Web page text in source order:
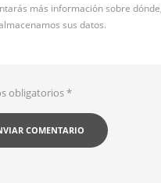
más información sobre
sus datos.
obligatorios*